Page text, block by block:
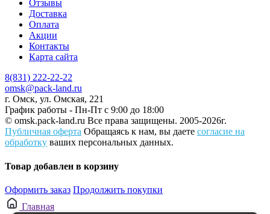
Отзывы
Доставка
Оплата
Акции
Контакты
Карта сайта
8(831) 222-22-22
omsk@pack-land.ru
г. Омск, ул. Омская, 221
График работы - Пн-Пт с 9:00 до 18:00
© omsk.pack-land.ru Все права защищены. 2005-2026г.
Публичная оферта Обращаясь к нам, вы даете согласие на
обработку ваших персональных данных.
Товар добавлен в корзину
Оформить заказ Продолжить покупки
Главная